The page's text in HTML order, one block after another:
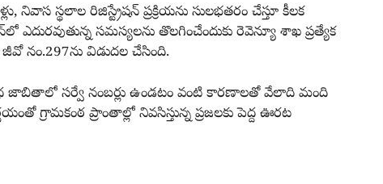
నివాస స్థలాల రిజిస్ట్రేషన్ ప్రక్రియను సులభతరం చేస్తూ కీలక
ఎదురవుతున్న సమస్యలను తొలగించేందుకు రెవెన్యూ శాఖ ప్రత్యేక
నం.297ను విడుదల చేసింది.
జాబితాలో సర్వే నంబర్లు ఉండటం వంటి కారణాలతో వేలాది మంది
గ్రామకంఠ ప్రాంతాల్లో నివసిస్తున్న ప్రజలకు పెద్ద ఊరట